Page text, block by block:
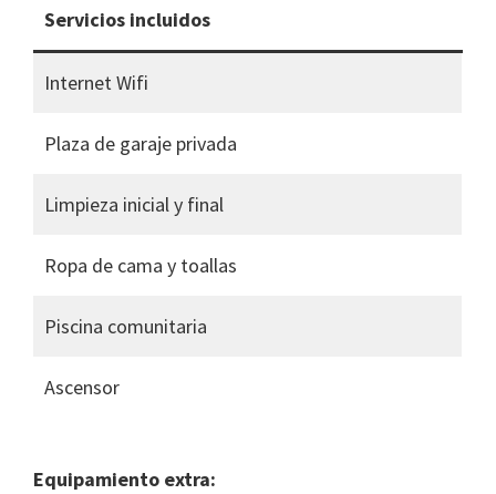
Servicios incluidos
Internet Wifi
Plaza de garaje privada
Limpieza inicial y final
Ropa de cama y toallas
Piscina comunitaria
Ascensor
Equipamiento extra: